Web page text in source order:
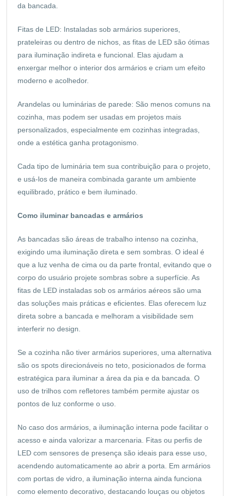
da bancada.
Fitas de LED: Instaladas sob armários superiores,
prateleiras ou dentro de nichos, as fitas de LED são ótimas
para iluminação indireta e funcional. Elas ajudam a
enxergar melhor o interior dos armários e criam um efeito
moderno e acolhedor.
Arandelas ou luminárias de parede: São menos comuns na
cozinha, mas podem ser usadas em projetos mais
personalizados, especialmente em cozinhas integradas,
onde a estética ganha protagonismo.
Cada tipo de luminária tem sua contribuição para o projeto,
e usá-los de maneira combinada garante um ambiente
equilibrado, prático e bem iluminado.
Como iluminar bancadas e armários
As bancadas são áreas de trabalho intenso na cozinha,
exigindo uma iluminação direta e sem sombras. O ideal é
que a luz venha de cima ou da parte frontal, evitando que o
corpo do usuário projete sombras sobre a superfície. As
fitas de LED instaladas sob os armários aéreos são uma
das soluções mais práticas e eficientes. Elas oferecem luz
direta sobre a bancada e melhoram a visibilidade sem
interferir no design.
Se a cozinha não tiver armários superiores, uma alternativa
são os spots direcionáveis no teto, posicionados de forma
estratégica para iluminar a área da pia e da bancada. O
uso de trilhos com refletores também permite ajustar os
pontos de luz conforme o uso.
No caso dos armários, a iluminação interna pode facilitar o
acesso e ainda valorizar a marcenaria. Fitas ou perfis de
LED com sensores de presença são ideais para esse uso,
acendendo automaticamente ao abrir a porta. Em armários
com portas de vidro, a iluminação interna ainda funciona
como elemento decorativo, destacando louças ou objetos